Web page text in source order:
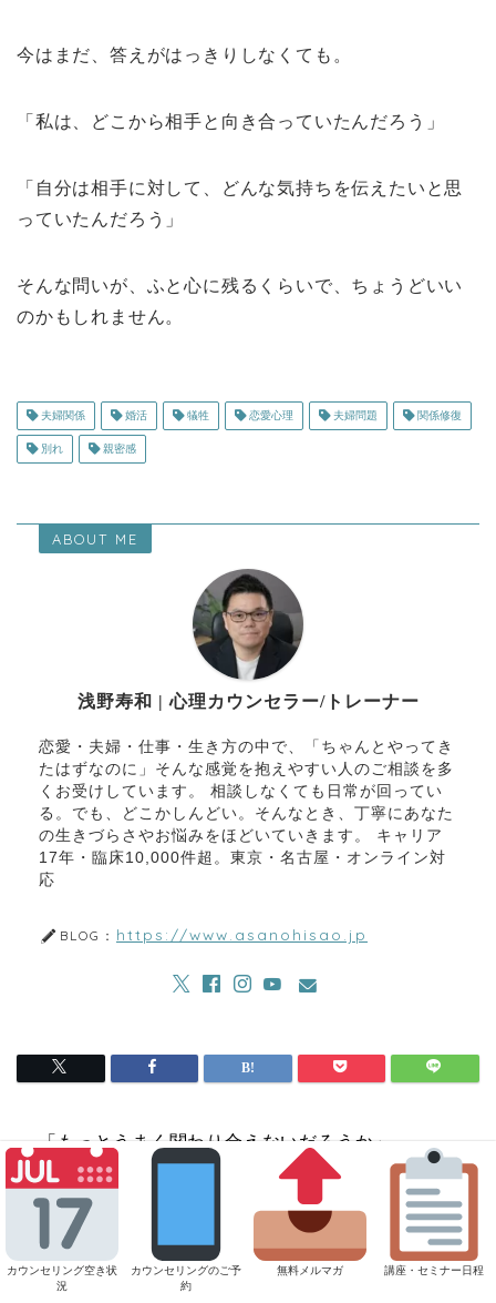
今はまだ、答えがはっきりしなくても。
「私は、どこから相手と向き合っていたんだろう」
「自分は相手に対して、どんな気持ちを伝えたいと思
っていたんだろう」
そんな問いが、ふと心に残るくらいで、ちょうどいい
のかもしれません。
夫婦関係 婚活 犠牲 恋愛心理 夫婦問題 関係修復
別れ 親密感
ABOUT ME
浅野寿和 | 心理カウンセラー/トレーナー
恋愛・夫婦・仕事・生き方の中で、「ちゃんとやってき
たはずなのに」そんな感覚を抱えやすい人のご相談を多
くお受けしています。 相談しなくても日常が回ってい
る。でも、どこかしんどい。そんなとき、丁寧にあなた
の生きづらさやお悩みをほどいていきます。 キャリア
17年・臨床10,000件超。東京・名古屋・オンライン対
応
BLOG： https://www.asanohisao.jp
「もっとうまく関わり合えないだろうか」
この17年、そういった方のお話を沢山うかがわせ
ていただいてきましたよ。
カウンセリング空き状
況
カウンセリングのご予
約
無料メルマガ 講座・セミナー日程